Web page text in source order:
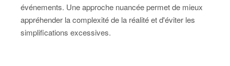
événements. Une approche nuancée permet de mieux
appréhender la complexité de la réalité et d'éviter les
simplifications excessives.